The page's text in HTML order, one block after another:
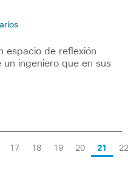
espacio de reflexión
ingeniero que en sus
17 18 19 20 21 22